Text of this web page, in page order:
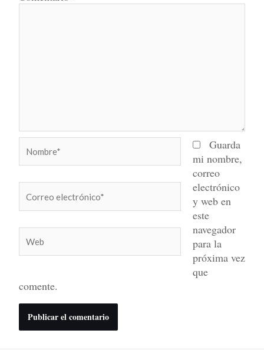
electrónico*
Guarda
mi nombre,
correo
electrónico
y web en
este
navegador
para la
próxima vez
que
comente.